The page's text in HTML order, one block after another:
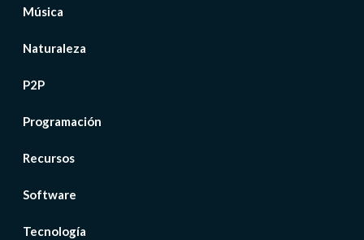
Música
Naturaleza
P2P
Programación
Recursos
Software
Tecnología